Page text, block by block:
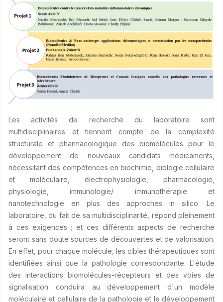
Les activités de recherche du laboratoire sont
multidisciplinaires et tiennent compte de la complexité
structurale et pharmacologique des biomolécules pour le
développement de nouveaux candidats médicaments,
nécessitant des compétences en biochimie, biologie cellulaire
et moléculaire, électrophysiologie, pharmacologie,
physiologie, immunologie/ immunothérapie et
nanotechnologie en plus des approches in silico. Le
laboratoire, du fait de sa multidisciplinarité, répond pleinement
à ces exigences ; et ces différents aspects de recherche
seront sans doute sources de découvertes et de valorisation.
En effet, pour chaque molécule, les cibles thérapeutiques sont
identifiées ainsi que la pathologie correspondante. L'étude
des interactions biomolécules-récepteurs et des voies de
signalisation conduira au développement d'un modèle
moléculaire et cellulaire de la pathologie et le développement